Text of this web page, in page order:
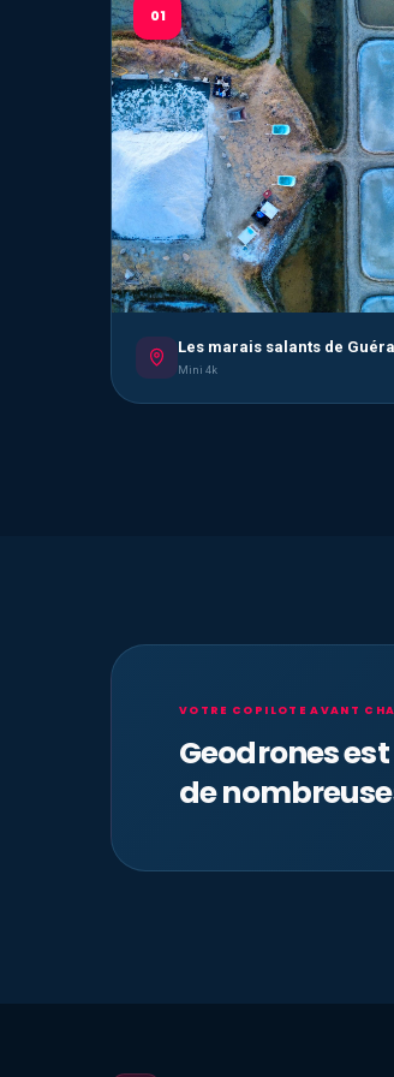
01
Les marais salants de
Mini 4k
VOTRE COPILOTE AVANT
Geodrones
de